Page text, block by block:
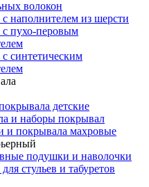
волокон
наполнителем из шерсти
пухо-перовым
синтетическим
детские
и наборы покрывал
и покрывала махровые
подушки и наволочки
стульев и табуретов